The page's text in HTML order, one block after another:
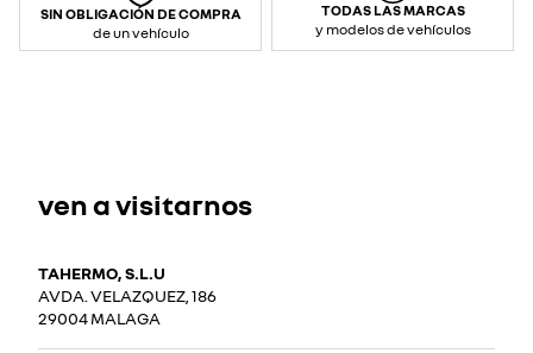
SIN OBLIGACIÓN DE COMPRA
de un vehículo
TODAS LAS MARCAS
y modelos de vehículos
ven a visitarnos
TAHERMO, S.L.U
AVDA. VELAZQUEZ, 186
29004 MALAGA